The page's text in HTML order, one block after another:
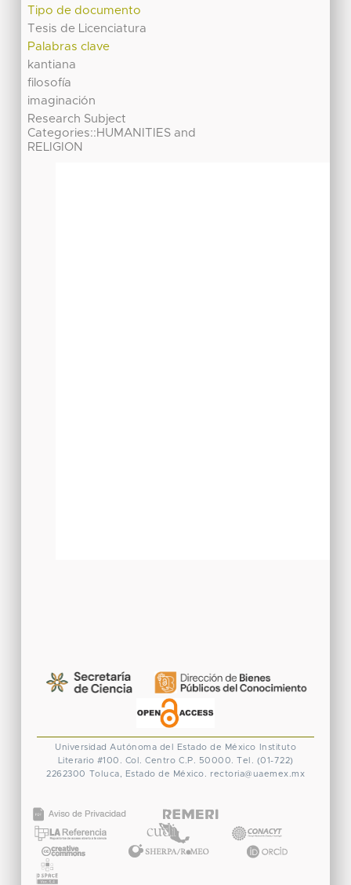
Tipo de documento
Tesis de Licenciatura
Palabras clave
kantiana
filosofía
imaginación
Research Subject
Categories::HUMANITIES and
RELIGION
Universidad Autónoma del Estado de México
Instituto
Literario #100. Col. Centro C.P. 50000. Tel. (01-722)
2262300 Toluca, Estado de México. rectoria@uaemex.mx